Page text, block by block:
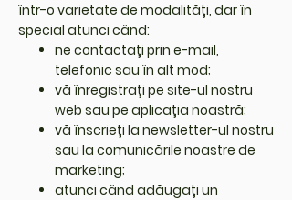
într-o varietate de modalități, dar în
special atunci când:
ne contactați prin e-mail,
telefonic sau în alt mod;
vă înregistrați pe site-ul nostru
web sau pe aplicația noastră;
vă înscrieți la newsletter-ul nostru
sau la comunicările noastre de
marketing;
atunci când adăugați un